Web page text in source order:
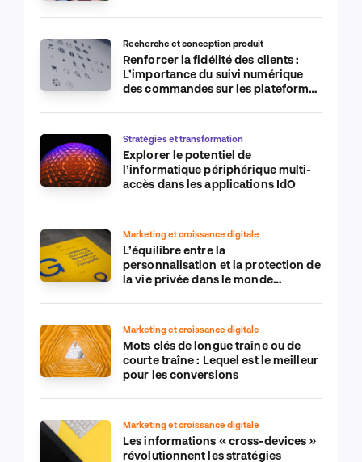
Recherche et conception produit
Renforcer la fidélité des clients :
L’importance du suivi numérique
des commandes sur les plateformes
Stratégies et transformation
Explorer le potentiel de
l’informatique périphérique multi-
accès dans les applications IdO
Marketing et croissance digitale
L’équilibre entre la
personnalisation et la protection de
la vie privée dans le monde
Marketing et croissance digitale
Mots clés de longue traîne ou de
courte traîne : Lequel est le meilleur
pour les conversions
Marketing et croissance digitale
Les informations « cross-devices »
révolutionnent les stratégies